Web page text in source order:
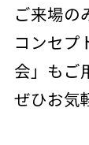
ご来場の
コンセプ
会」もご
ぜひお気